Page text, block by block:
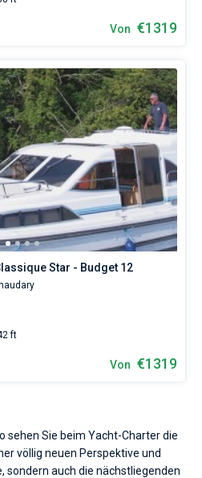
Von €1319
Star - Budget 12
ft
Von €1319
sehen Sie beim Yacht-Charter die
völlig neuen Perspektive und
sondern auch die nächstliegenden